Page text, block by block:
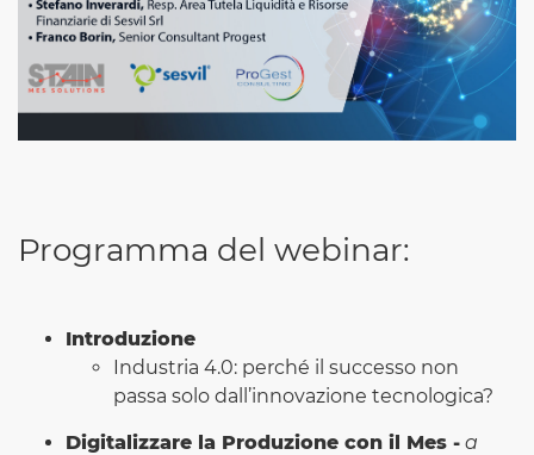
Programma del webinar:
Introduzione
Industria 4.0: perché il successo non
passa solo dall’innovazione tecnologica?
Digitalizzare la Produzione con il Mes - a